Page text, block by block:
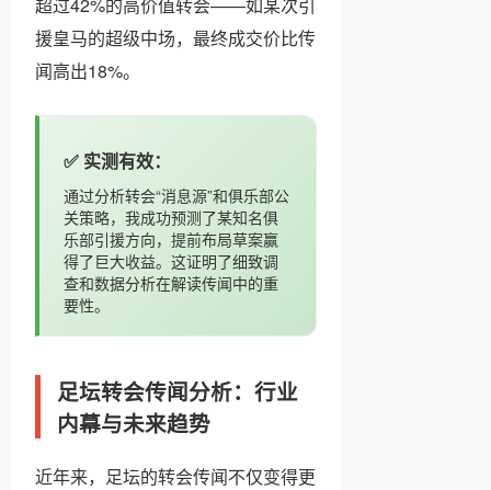
援皇马的超级中场，最终成交价比传
闻高出18%。
✅ 实测有效：
通过分析转会“消息源”和俱乐部公
关策略，我成功预测了某知名俱
乐部引援方向，提前布局草案赢
得了巨大收益。这证明了细致调
查和数据分析在解读传闻中的重
要性。
足坛转会传闻分析：行业
内幕与未来趋势
近年来，足坛的转会传闻不仅变得更